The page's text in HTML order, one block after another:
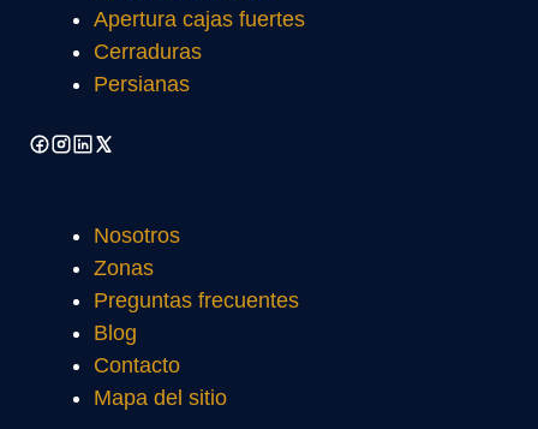
Apertura cajas fuertes
Cerraduras
Persianas
Nosotros
Zonas
Preguntas frecuentes
Blog
Contacto
Mapa del sitio